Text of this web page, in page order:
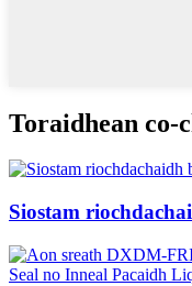
Toraidhean co-
Siostam